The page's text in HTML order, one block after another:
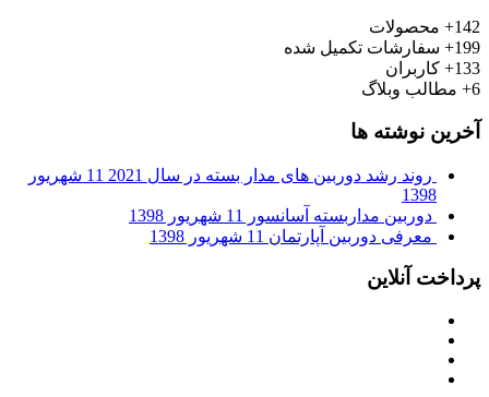
142+
محصولات
199+
سفارشات تکمیل شده
133+
کاربران
6+
مطالب وبلاگ
آخرین نوشته ها
روند رشد دوربین های مدار بسته در سال 2021
11 شهریور
1398
دوربین مداربسته آسانسور
11 شهریور 1398
معرفی دوربین آپارتمان 11 شهریور 1398
پرداخت آنلاین